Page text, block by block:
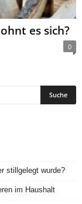
es sich?
0
stillgelegt wurde?
im Haushalt